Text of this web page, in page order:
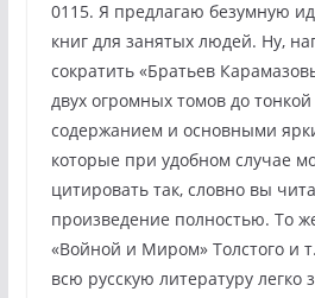
0115. Я предлагаю безумную
книг для занятых людей. Ну,
сократить «Братьев
двух огромных томов до тонкой
содержанием и основными
которые при удобном случае
цитировать так, словно вы
произведение полностью. То
«Войной и Миром» Толстого и
всю русскую литературу легко